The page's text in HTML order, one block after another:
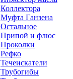
Коллектора
Муфта Ганзена
Остальное
Припой и флюс
Проколки
Рефко
Течеискатели
Трубогибы